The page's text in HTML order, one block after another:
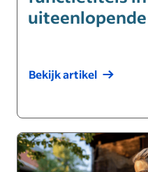
Bekijk artikel